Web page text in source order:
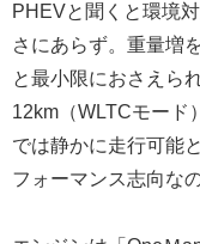
PHEVと聞くと環境
さにあらず。重量増
と最小限におさえら
12km（WLTCモード
では静かに走行可能
フォーマンス志向なの